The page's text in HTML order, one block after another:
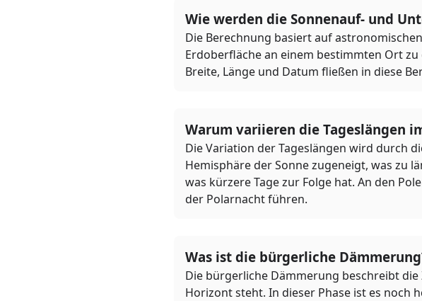
Wie werden die Sonnenauf- und
Die Berechnung basiert auf
Erdoberfläche an einem bestimmten Ort
Breite, Länge und Datum fließen in diese
Warum variieren die Tageslängen
Die Variation der Tageslängen wird durch
Hemisphäre der Sonne zugeneigt, was zu
was kürzere Tage zur Folge hat. An den
der Polarnacht führen.
Was ist die bürgerliche
Die bürgerliche Dämmerung beschreibt
Horizont steht. In dieser Phase ist es noch